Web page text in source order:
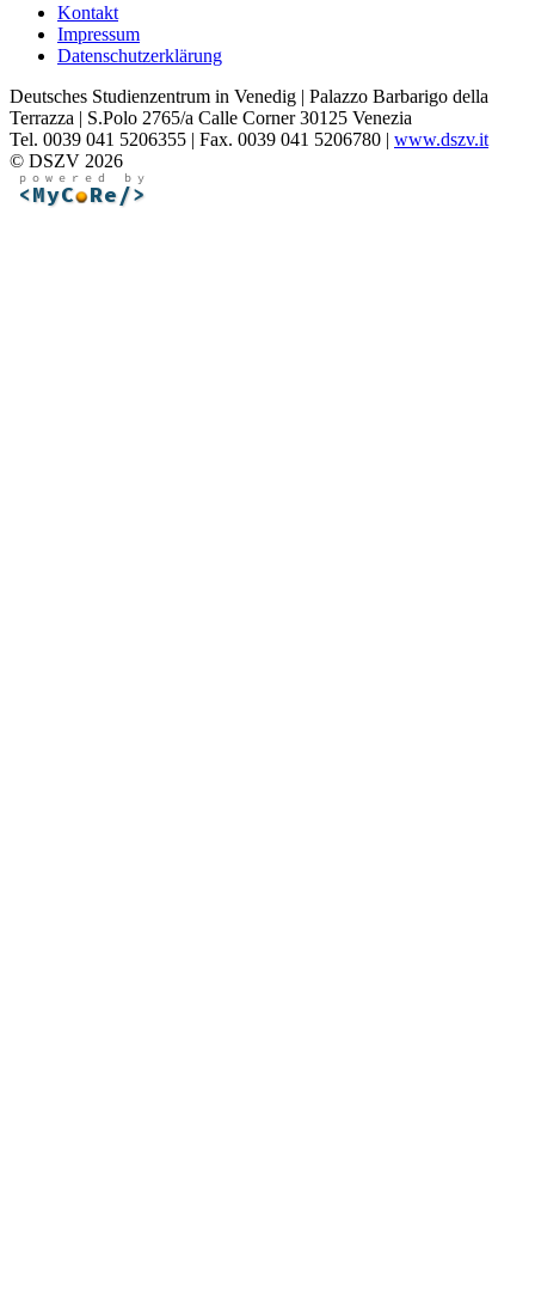
Kontakt
Impressum
Datenschutzerklärung
Deutsches Studienzentrum in Venedig | Palazzo Barbarigo della
Terrazza | S.Polo 2765/a Calle Corner 30125 Venezia
Tel. 0039 041 5206355 | Fax. 0039 041 5206780 | www.dszv.it
© DSZV 2026